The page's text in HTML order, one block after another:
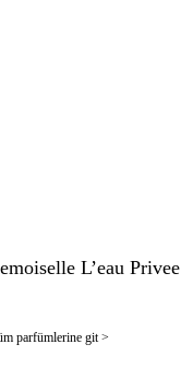
L’eau Privee
parfümlerine git >